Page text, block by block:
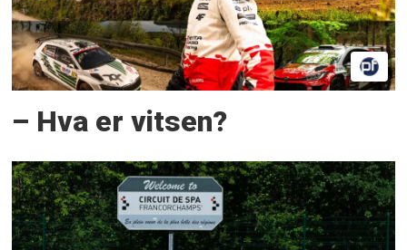
– Hva er vitsen?